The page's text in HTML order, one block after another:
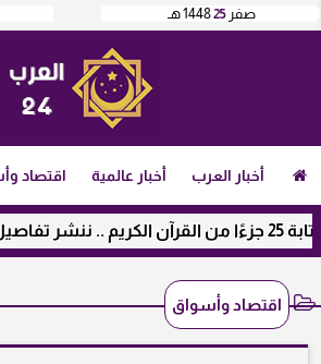
صفر 251448 هـ
أخبار العرب أخبار عالمية اقتصاد
اقتصاد وأسواق